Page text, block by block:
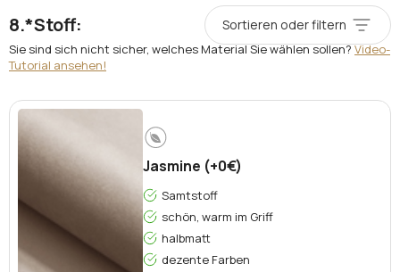
*Stoff: Sortieren oder filtern
Sie sind sich nicht sicher, welches Material Sie wählen sollen?Video-
Tutorial ansehen!
Jasmine (+0€)
Samtstoff
schön, warm im Griff
halbmatt
dezente Farben